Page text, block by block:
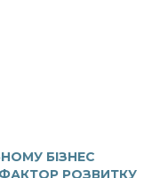
БІЗНЕС
РОЗВИТКУ